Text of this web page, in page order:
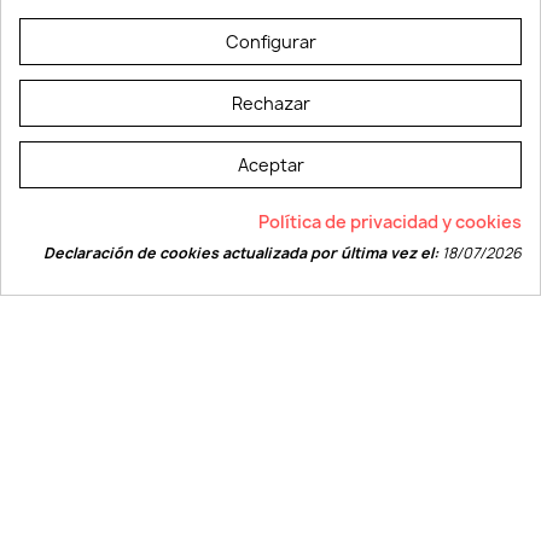
© LEVELPRINT - 2026
La página dispone de código accesible según las normas dictadas por la
W3C
Configurar
Rechazar
Aceptar
Política de privacidad y cookies
Declaración de cookies actualizada por última vez el:18/07/2026